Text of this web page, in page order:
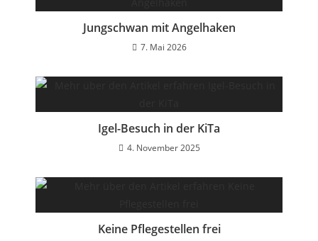
Jungschwan mit Angelhaken
7. Mai 2026
Igel-Besuch in der KiTa
4. November 2025
Keine Pflegestellen frei